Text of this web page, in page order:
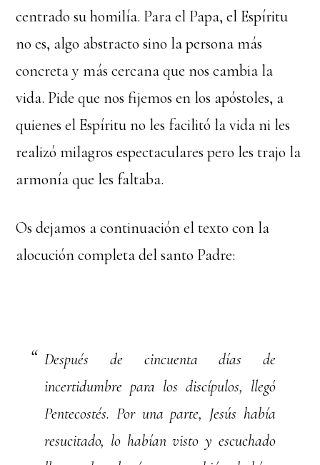
centrado su homilía. Para el Papa, el Espíritu
no es, algo abstracto sino la persona más
concreta y más cercana que nos cambia la
vida. Pide que nos fijemos en los apóstoles, a
quienes el Espíritu no les facilitó la vida ni les
realizó milagros espectaculares pero les trajo la
armonía que les faltaba.
Os dejamos a continuación el texto con la
alocución completa del santo Padre:
Después de cincuenta días de
incertidumbre para los discípulos, llegó
Pentecostés. Por una parte, Jesús había
resucitado, lo habían visto y escuchado